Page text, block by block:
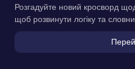
Розгадуйте новий кросворд
щоб розвинути логіку та